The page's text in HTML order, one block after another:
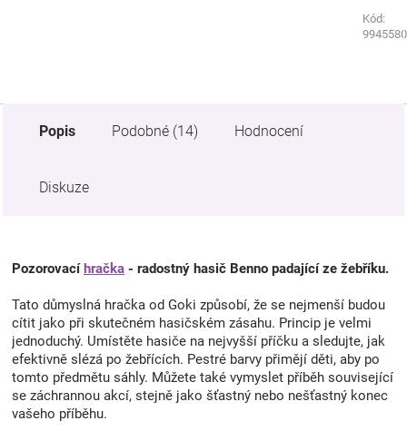
Kód:
Kód:
Popis Podobné (14) Hodnocení
Diskuze
Pozorovacíhračka - radostný hasič Benno padající ze žebříku.
Tato důmyslná hračka od Goki způsobí, že se nejmenší budou
cítit jako při skutečném hasičském zásahu. Princip je velmi
jednoduchý. Umístěte hasiče na nejvyšší příčku a sledujte, jak
efektivně slézá po žebřících. Pestré barvy přimějí děti, aby po
tomto předmětu sáhly. Můžete také vymyslet příběh související
se záchrannou akcí, stejně jako šťastný nebo nešťastný konec
vašeho příběhu.